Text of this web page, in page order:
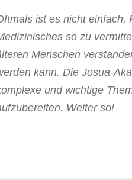
ist es nicht einfach,
so zu
Menschen
kann. Die Josua-
und wichtige
Weiter so!